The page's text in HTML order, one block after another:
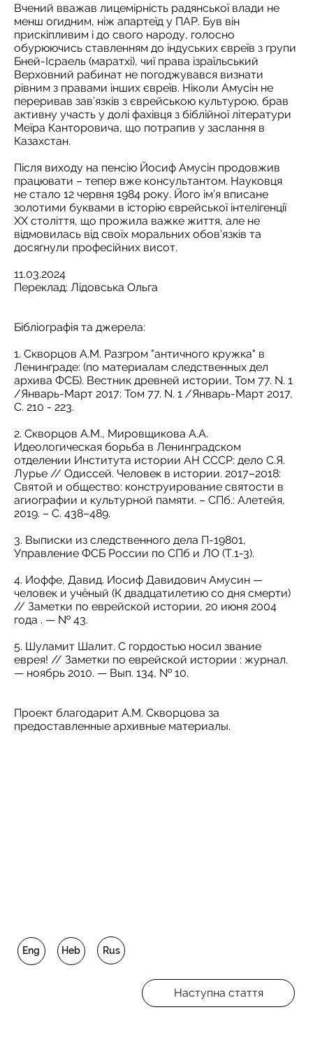
Вчений вважав лицемірність радянської влади не
менш огидним, ніж апартеїд у ПАР. Був він
прискіпливим і до свого народу, голосно
обурюючись ставленням до індуських євреїв з групи
Бней-Ісраель (маратхі), чиї права ізраїльський
Верховний рабинат не погоджувався визнати
рівним з правами інших євреїв. Ніколи Амусін не
переривав зав’язків з єврейською культурою, брав
активну участь у долі фахівця з біблійної літератури
Меїра Канторовича, що потрапив у заслання в
Казахстан.
Після виходу на пенсію Йосиф Амусін продовжив
працювати – тепер вже консультантом. Науковця
не стало 12 червня 1984 року. Його ім’я вписане
золотими буквами в історію єврейської інтелігенції
XX століття, що прожила важке життя, але не
відмовилась від своїх моральних обов’язків та
досягнули професійних висот.
11.03.2024
Переклад: Лідовська Ольга
Бібліографія та джерела:
1. Скворцов А.М. Разгром "античного кружка" в
Ленинграде: (по материалам следственных дел
архива ФСБ). Вестник древней истории, Том 77. N. 1
/Январь-Март 2017: Том 77. N. 1 /Январь-Март 2017,
С. 210 - 223.
2. Скворцов А.М., Мировщикова А.А.
Идеологическая борьба в Ленинградском
отделении Института истории АН СССР: дело С.Я.
Лурье // Одиссей. Человек в истории. 2017–2018:
Святой и общество: конструирование святости в
агиографии и культурной памяти. – СПб.: Алетейя,
2019. – С. 438–489.
3. Выписки из следственного дела П-19801,
Управление ФСБ России по СПб и ЛО (Т.1-3).
4. Иоффе, Давид. Иосиф Давидович Амусин —
человек и учёный (К двадцатилетию со дня смерти)
// Заметки по еврейской истории, 20 июня 2004
года . — № 43.
5. Шуламит Шалит. С гордостью носил звание
еврея! // Заметки по еврейской истории : журнал.
— ноябрь 2010. — Вып. 134, № 10.
Проект благодарит А.М. Скворцова за
предоставленные архивные материалы.
Heb
Eng Rus
Наступна стаття